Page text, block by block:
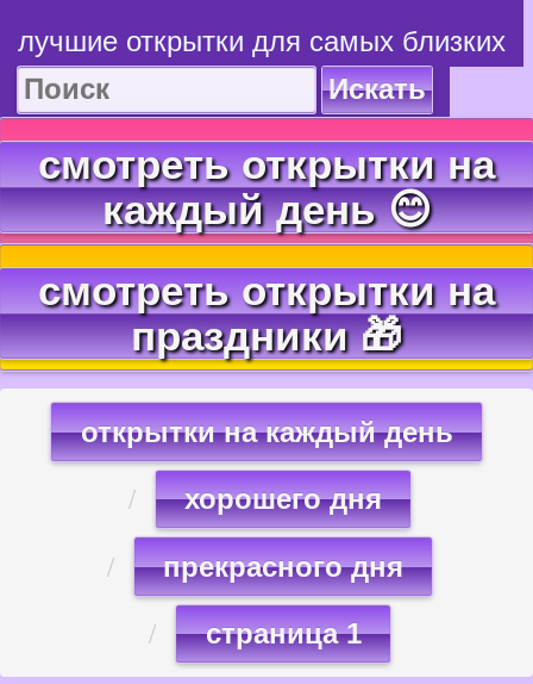
лучшие открытки для самых близких
Искать
смотреть открытки на
каждый день 😊
смотреть открытки на
праздники 🎁
открытки на каждый день
хорошего дня
прекрасного дня
страница 1